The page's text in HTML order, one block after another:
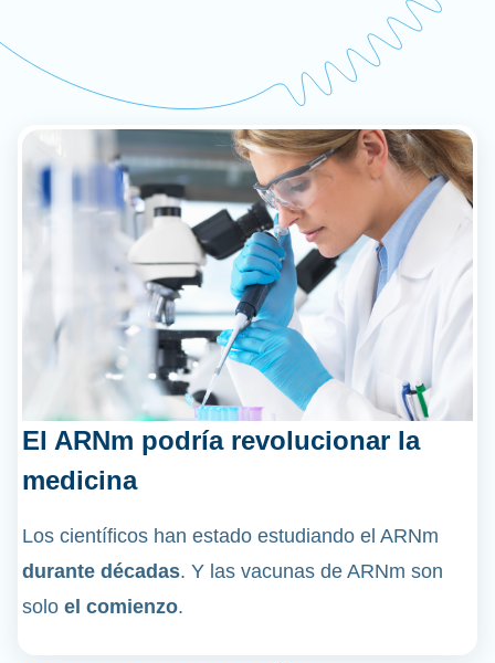
El ARNm podría revolucionar la
medicina
Los científicos han estado estudiando el ARNm
durante décadas. Y las vacunas de ARNm son
solo el comienzo.